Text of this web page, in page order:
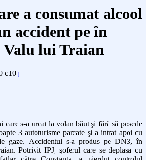
a consumat alcool
accident pe în
Valu lui Traian
10
care s-a urcat la volan băut şi fără să posede
3 autoturisme parcate şi a intrat apoi cu
gaze. Accidentul s-a produs pe DN3, în
Potrivit IPJ, şoferul care se deplasa cu